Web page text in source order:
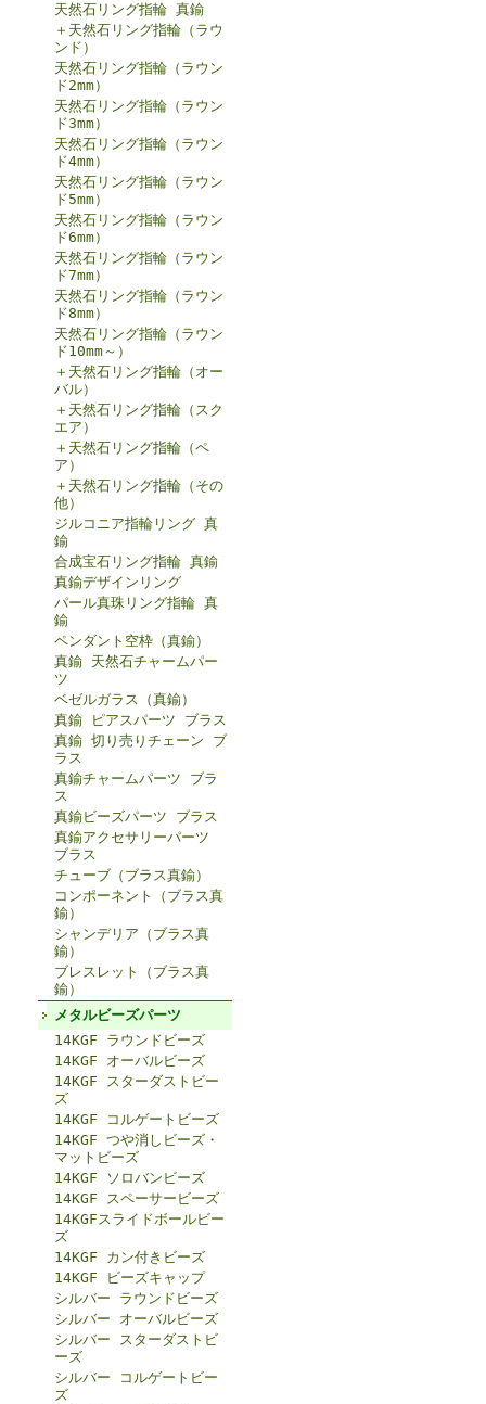
天然石リング指輪 真鍮
＋天然石リング指輪（ラウ
ンド）
天然石リング指輪（ラウン
ド2mm）
天然石リング指輪（ラウン
ド3mm）
天然石リング指輪（ラウン
ド4mm）
天然石リング指輪（ラウン
ド5mm）
天然石リング指輪（ラウン
ド6mm）
天然石リング指輪（ラウン
ド7mm）
天然石リング指輪（ラウン
ド8mm）
天然石リング指輪（ラウン
ド10mm～）
＋天然石リング指輪（オー
バル）
＋天然石リング指輪（スク
エア）
＋天然石リング指輪（ペ
ア）
＋天然石リング指輪（その
他）
ジルコニア指輪リング 真
鍮
合成宝石リング指輪 真鍮
真鍮デザインリング
パール真珠リング指輪 真
鍮
ペンダント空枠（真鍮）
真鍮 天然石チャームパー
ツ
ベゼルガラス（真鍮）
真鍮 ピアスパーツ ブラス
真鍮 切り売りチェーン ブ
ラス
真鍮チャームパーツ ブラ
ス
真鍮ビーズパーツ ブラス
真鍮アクセサリーパーツ
ブラス
チューブ（ブラス真鍮）
コンポーネント（ブラス真
鍮）
シャンデリア（ブラス真
鍮）
ブレスレット（ブラス真
鍮）
メタルビーズパーツ
14KGF ラウンドビーズ
14KGF オーバルビーズ
14KGF スターダストビー
ズ
14KGF コルゲートビーズ
14KGF つや消しビーズ・
マットビーズ
14KGF ソロバンビーズ
14KGF スペーサービーズ
14KGFスライドボールビー
ズ
14KGF カン付きビーズ
14KGF ビーズキャップ
シルバー ラウンドビーズ
シルバー オーバルビーズ
シルバー スターダストビ
ーズ
シルバー コルゲートビー
ズ